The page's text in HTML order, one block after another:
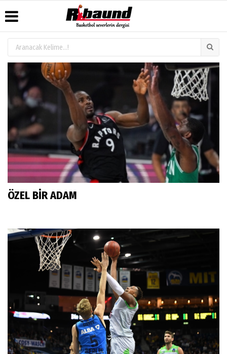
Üye Paneli
Haber
Arşivi
Gazete
Arşivi
Hava
Manşetleri
Anketler
Biyografiler
Köşe
Yazarları
Video
Galeri
Foto
Galeri
Künye
İletişim
Çerez
Politikası
Gizlilik
İlkeleri
ÖZEL BİR ADAM